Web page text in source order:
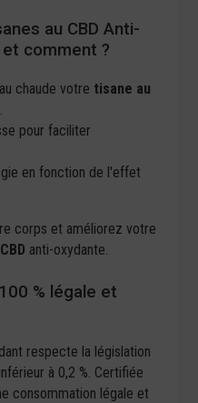
au CBD Anti-
comment ?
chaude votre tisane au
pour faciliter
en fonction de l'effet
corps et améliorez votre
CBD anti-oxydante.
% légale et
respecte la législation
à 0,2 %. Certifiée
consommation légale et